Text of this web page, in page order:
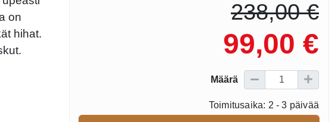
on
hihat.
238,00 €
99,00 €
Määrä
Toimitusaika: 2 - 3 päivää